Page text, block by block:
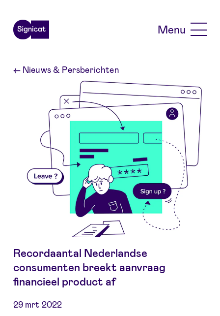
Menu
←Nieuws & Persberichten
29 mrt 2022
Recordaantal Nederlandse
consumenten breekt aanvraag
financieel product af